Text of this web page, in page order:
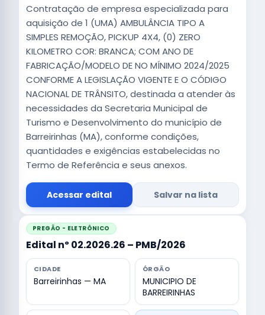
Contratação de empresa especializada para
aquisição de 1 (UMA) AMBULÂNCIA TIPO A
SIMPLES REMOÇÃO, PICKUP 4X4, (0) ZERO
KILOMETRO COR: BRANCA; COM ANO DE
FABRICAÇÃO/MODELO DE NO MÍNIMO 2024/2025
CONFORME A LEGISLAÇÃO VIGENTE E O CÓDIGO
NACIONAL DE TRÂNSITO, destinada a atender às
necessidades da Secretaria Municipal de
Turismo e Desenvolvimento do município de
Barreirinhas (MA), conforme condições,
quantidades e exigências estabelecidas no
Termo de Referência e seus anexos.
Acessar edital Salvar na lista
PREGÃO - ELETRÔNICO
Edital nº 02.2026.26 – PMB/2026
CIDADE
Barreirinhas — MA
ÓRGÃO
MUNICIPIO DE
BARREIRINHAS